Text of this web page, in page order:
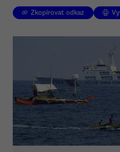
Zkopírovat odkaz